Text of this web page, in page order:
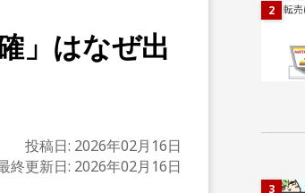
」はなぜ出
投稿日: 2026年02月16日
終更新日: 2026年02月16日
2
3